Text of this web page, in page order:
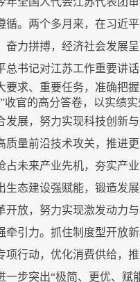
循。两个多月来，在习近
奋力拼搏，经济社会发展
总书记对江苏工作重要讲
求、重要任务，准确把
收官的高分答卷，以实绩
发展，努力实现科技创新
量前沿技术攻关，推进
占未来产业先机，夯实产
态建设强赋能，锻造发
开放，努力实现激发动力
牵引力。抓住制度型开放
项行动，优化消费供给，
步突出“极简、更优、